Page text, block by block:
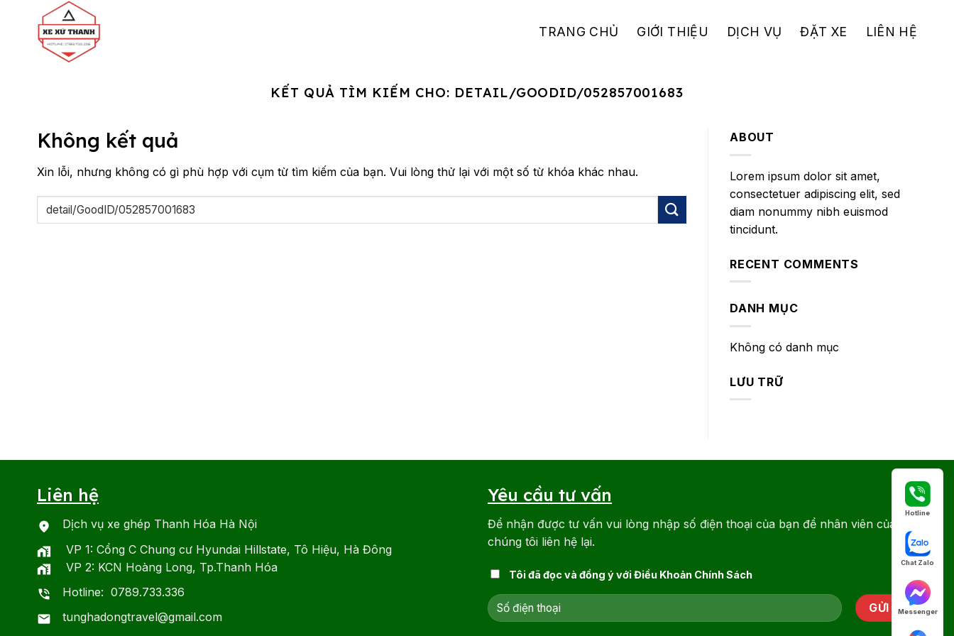
TRANG CHỦ GIỚI THIỆU DỊCH VỤ ĐẶT XE LIÊN HỆ
KẾT QUẢ TÌM KIẾM CHO: DETAIL/GOODID/052857001683
Không kết quả
Xin lỗi, nhưng không có gì phù hợp với cụm từ tìm kiếm của bạn. Vui lòng thử lại với một số từ khóa khác nhau.
ABOUT
Lorem ipsum dolor sit amet,
consectetuer adipiscing elit, sed
diam nonummy nibh euismod
tincidunt.
RECENT COMMENTS
DANH MỤC
Không có danh mục
LƯU TRỮ
Liên hệ
Dịch vụ xe ghép Thanh Hóa Hà Nội
VP 1: Cổng C Chung cư Hyundai Hillstate, Tô Hiệu, Hà Đông
VP 2: KCN Hoàng Long, Tp.Thanh Hóa
Hotline: 0789.733.336
tunghadongtravel@gmail.com
Yêu cầu tư vấn
Để nhận được tư vấn vui lòng nhập số điện thoại của bạn để nhân viên của
chúng tôi liên hệ lại.
Tôi đã đọc và đồng ý với Điều Khoản Chính Sách
Hotline
Chat Zalo
Messenger